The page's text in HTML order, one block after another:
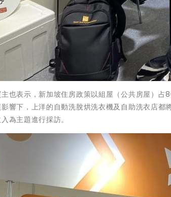
也表示，新加坡住房政策以組屋（公共房屋）
響下，上洋的自動洗脫烘洗衣機及自助洗衣店
為主題進行採訪。